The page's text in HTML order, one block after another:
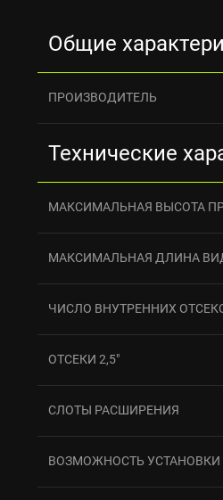
Общие
ПРОИЗВОДИТЕЛЬ
Технические
МАКСИМАЛЬНАЯ ВЫСОТА
МАКСИМАЛЬНАЯ ДЛИНА
ЧИСЛО ВНУТРЕННИХ
ОТСЕКИ 2,5"
СЛОТЫ РАСШИРЕНИЯ
ВОЗМОЖНОСТЬ